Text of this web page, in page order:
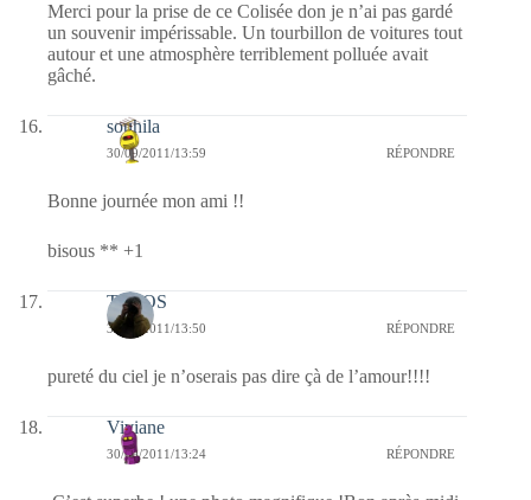
Merci pour la prise de ce Colisée don je n’ai pas gardé
un souvenir impérissable. Un tourbillon de voitures tout
autour et une atmosphère terriblement polluée avait
gâché.
souhila
30/09/2011/13:59 RÉPONDRE
Bonne journée mon ami !!
bisous ** +1
TELOS
30/09/2011/13:50 RÉPONDRE
pureté du ciel je n’oserais pas dire çà de l’amour!!!!
Viviane
30/09/2011/13:24 RÉPONDRE